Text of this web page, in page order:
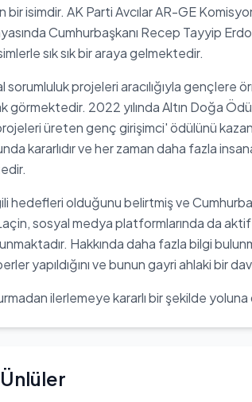
isimdir. AK Parti Avcılar AR-GE
Cumhurbaşkanı Recep Tayyip
sık sık bir araya gelmektedir.
sorumluluk projeleri aracılığıyla gençlere
görmektedir. 2022 yılında Altın Doğa
üreten genç girişimci' ödülünü
kararlıdır ve her zaman daha fazla
hedefleri olduğunu belirtmiş ve
sosyal medya platformlarında da
Hakkında daha fazla bilgi
yapıldığını ve bunun gayri ahlaki bir
ilerlemeye kararlı bir şekilde